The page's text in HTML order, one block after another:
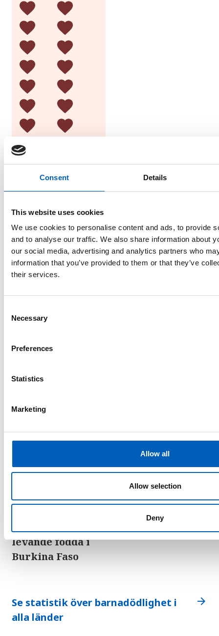
Consent Details
This website uses cookies
We use cookies to personalise content and ads, to provide
and to analyse our traffic. We also share information about
our social media, advertising and analytics partners who
information that you’ve provided to them or that they’ve
their services.
Necessary
Preferences
Statistics
Marketing
Allow all
Allow selection
Deny
barn dör per 1 000
levande födda i
Burkina Faso
Se statistik över barnadödlighet i
alla länder
arrow_forward